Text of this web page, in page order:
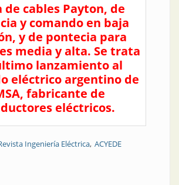
de cables Payton, de
y comando en baja
y de pontecia para
media y alta. Se trata
lanzamiento al
eléctrico argentino de
fabricante de
eléctricos.
Ingeniería Eléctrica ACYEDE